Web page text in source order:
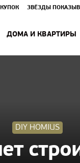
ЗВЁЗДЫ
ДОМА И КВАРТИРЫ
DIY HOMIUS